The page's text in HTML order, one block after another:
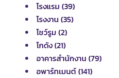
โรงแรม (39)
โรงงาน (35)
โชว์รูม (2)
โกดัง (21)
อาคารสำนักงาน (79)
อพาร์ทเมนต์ (141)